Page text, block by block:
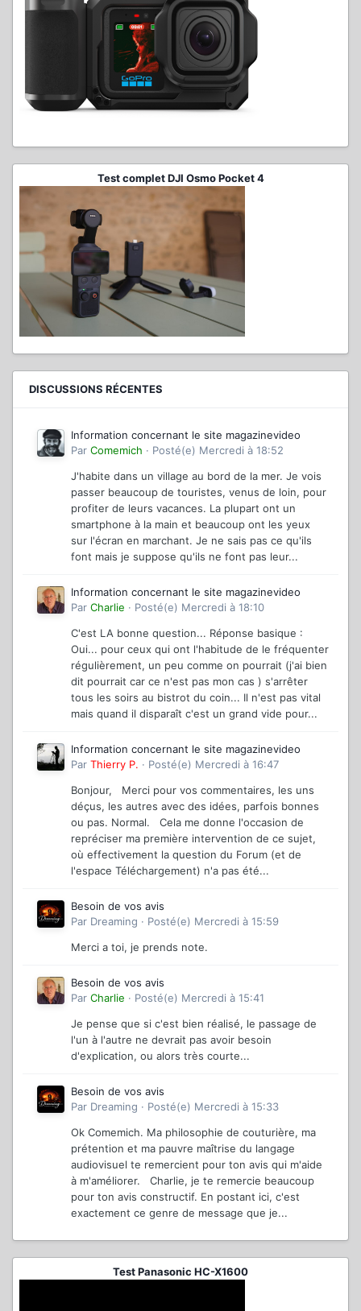
Test complet DJI Osmo Pocket 4
DISCUSSIONS RÉCENTES
Information concernant le site magazinevideo
Par Comemich · Posté(e) Mercredi à 18:52
J'habite dans un village au bord de la mer. Je vois
passer beaucoup de touristes, venus de loin, pour
profiter de leurs vacances. La plupart ont un
smartphone à la main et beaucoup ont les yeux
sur l'écran en marchant. Je ne sais pas ce qu'ils
font mais je suppose qu'ils ne font pas leur...
Information concernant le site magazinevideo
Par Charlie · Posté(e) Mercredi à 18:10
C'est LA bonne question... Réponse basique :
Oui... pour ceux qui ont l'habitude de le fréquenter
régulièrement, un peu comme on pourrait (j'ai bien
dit pourrait car ce n'est pas mon cas ) s'arrêter
tous les soirs au bistrot du coin... Il n'est pas vital
mais quand il disparaît c'est un grand vide pour...
Information concernant le site magazinevideo
Par Thierry P. · Posté(e) Mercredi à 16:47
Bonjour, Merci pour vos commentaires, les uns
déçus, les autres avec des idées, parfois bonnes
ou pas. Normal. Cela me donne l'occasion de
repréciser ma première intervention de ce sujet,
où effectivement la question du Forum (et de
l'espace Téléchargement) n'a pas été...
Besoin de vos avis
Par Dreaming · Posté(e) Mercredi à 15:59
Merci a toi, je prends note.
Besoin de vos avis
Par Charlie · Posté(e) Mercredi à 15:41
Je pense que si c'est bien réalisé, le passage de
l'un à l'autre ne devrait pas avoir besoin
d'explication, ou alors très courte...
Besoin de vos avis
Par Dreaming · Posté(e) Mercredi à 15:33
Ok Comemich. Ma philosophie de couturière, ma
prétention et ma pauvre maîtrise du langage
audiovisuel te remercient pour ton avis qui m'aide
à m'améliorer. Charlie, je te remercie beaucoup
pour ton avis constructif. En postant ici, c'est
exactement ce genre de message que je...
Test Panasonic HC-X1600